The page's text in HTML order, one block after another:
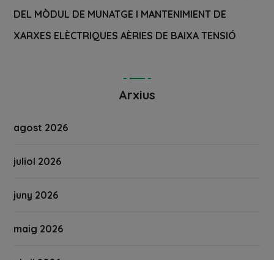
DEL MÒDUL DE MUNATGE I MANTENIMIENT DE
XARXES ELÈCTRIQUES AÈRIES DE BAIXA TENSIÓ
Arxius
agost 2026
juliol 2026
juny 2026
maig 2026